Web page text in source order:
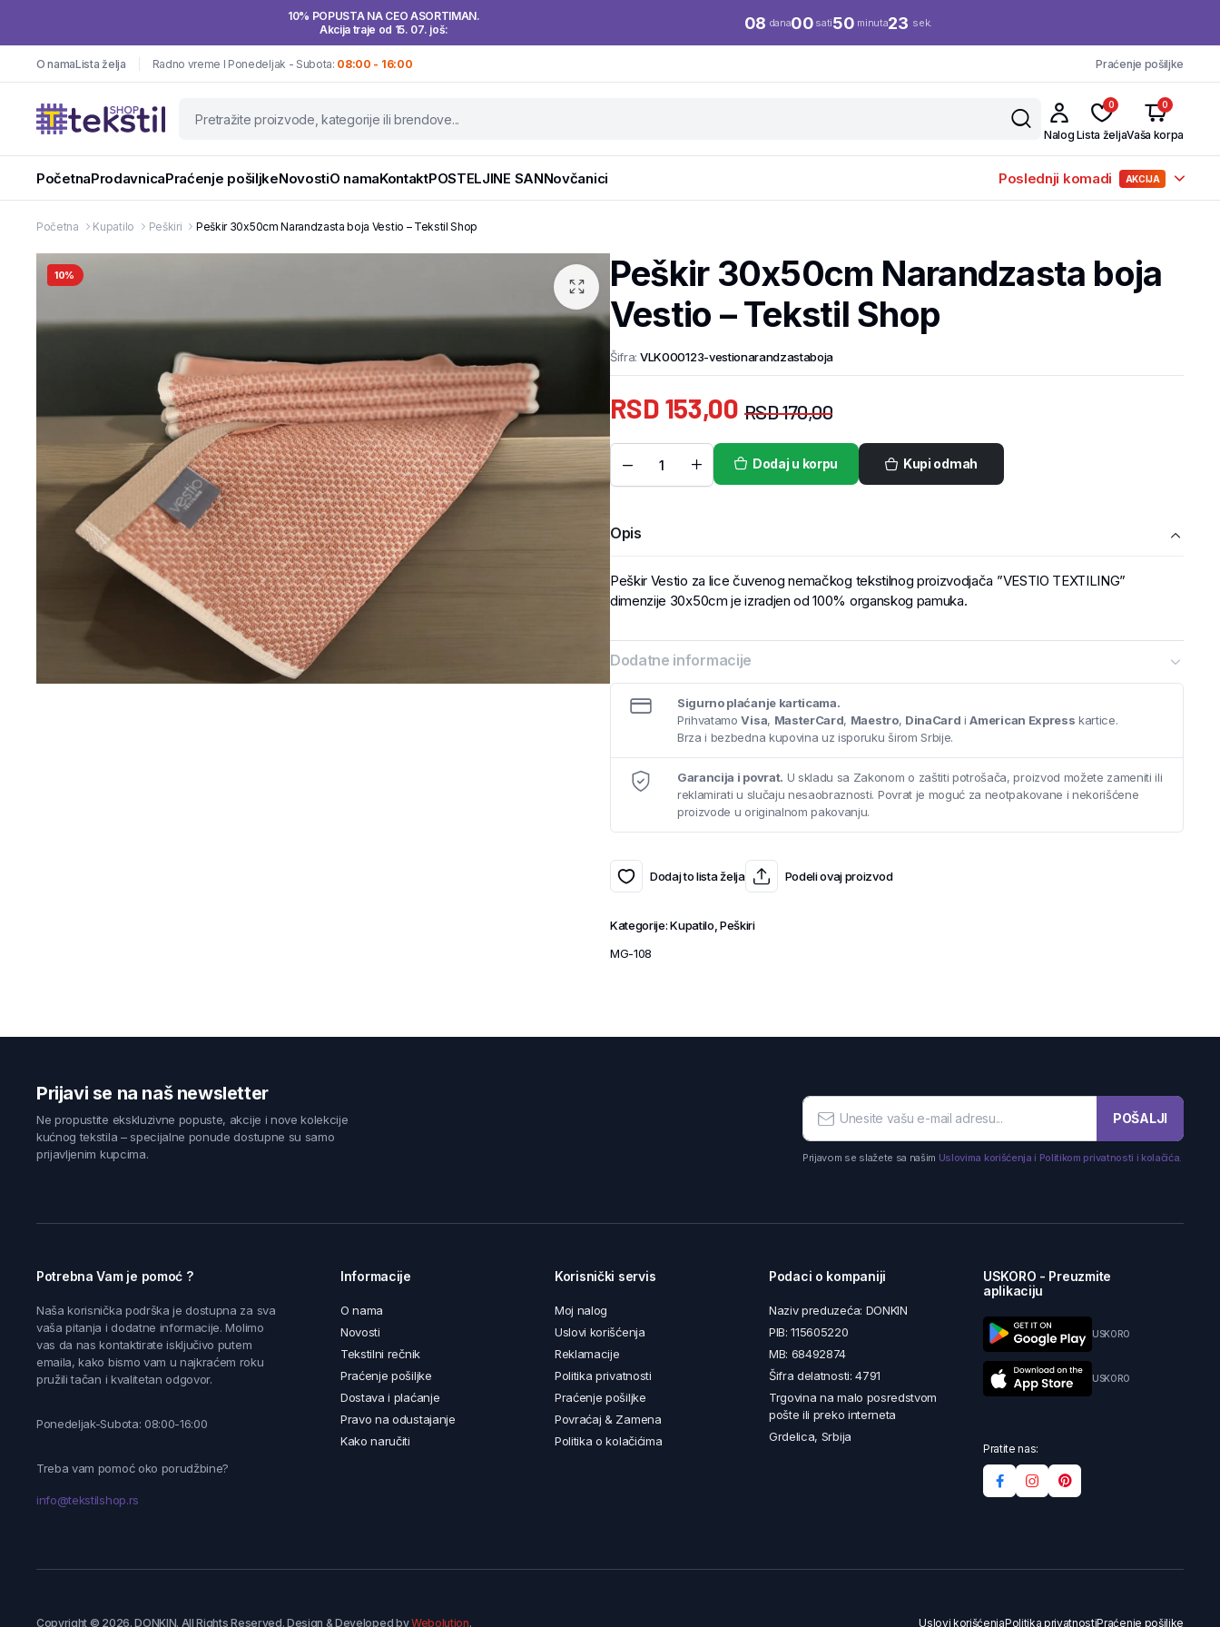
10% POPUSTA NA CEO ASORTIMAN.
Akcija traje od 15. 07. još:
08 dana00 sati50 minuta23 sek.
O namaLista želja Radno vreme I Ponedeljak - Subota: 08:00 - 16:00 Praćenje pošiljke
Nalog
0
Lista želja
0
Vaša korpa
PočetnaProdavnicaPraćenje pošiljkeNovostiO namaKontaktPOSTELJINE SANNovčanici Poslednji komadi AKCIJA
Početna Kupatilo Peškiri Peškir 30x50cm Narandzasta boja Vestio – Tekstil Shop
10%
Peškir 30x50cm Narandzasta boja
Vestio – Tekstil Shop
Šifra: VLK000123-vestionarandzastaboja
RSD170,00
RSD153,00
Dodaj u korpu Kupi odmah
Opis
Peškir Vestio za lice čuvenog nemačkog tekstilnog proizvodjača ”VESTIO TEXTILING”
dimenzije 30x50cm je izradjen od 100% organskog pamuka.
Dodatne informacije
Sigurno plaćanje karticama.
PrihvatamoVisa, MasterCard, Maestro, DinaCard iAmerican Express kartice.
Brza i bezbedna kupovina uz isporuku širom Srbije.
Garancija i povrat. U skladu sa Zakonom o zaštiti potrošača, proizvod možete zameniti ili
reklamirati u slučaju nesaobraznosti. Povrat je moguć za neotpakovane i nekorišćene
proizvode u originalnom pakovanju.
Dodaj to lista želja Podeli ovaj proizvod
Kategorije:Kupatilo Peškiri
MG-108
Prijavi se na naš newsletter
Ne propustite ekskluzivne popuste, akcije i nove kolekcije
kućnog tekstila – specijalne ponude dostupne su samo
prijavljenim kupcima.
POŠALJI
Prijavom se slažete sa našim Uslovima korišćenja i Politikom privatnosti i kolačića.
Potrebna Vam je pomoć ?
Naša korisnička podrška je dostupna za sva
vaša pitanja i dodatne informacije. Molimo
vas da nas kontaktirate isključivo putem
emaila, kako bismo vam u najkraćem roku
pružili tačan i kvalitetan odgovor.
Ponedeljak-Subota: 08:00-16:00
Treba vam pomoć oko porudžbine?
info@tekstilshop.rs
Informacije
O nama
Novosti
Tekstilni rečnik
Praćenje pošiljke
Dostava i plaćanje
Pravo na odustajanje
Kako naručiti
Korisnički servis
Moj nalog
Uslovi korišćenja
Reklamacije
Politika privatnosti
Praćenje pošiljke
Povraćaj & Zamena
Politika o kolačićima
Podaci o kompaniji
Naziv preduzeća: DONKIN
PIB: 115605220
MB: 68492874
Šifra delatnosti: 4791
Trgovina na malo posredstvom
pošte ili preko interneta
Grdelica, Srbija
USKORO - Preuzmite
aplikaciju
USKORO
USKORO
Pratite nas:
Copyright © 2026. DONKIN. All Rights Reserved. Design & Developed byWebolution. Uslovi korišćenjaPolitika privatnostiPraćenje pošiljke